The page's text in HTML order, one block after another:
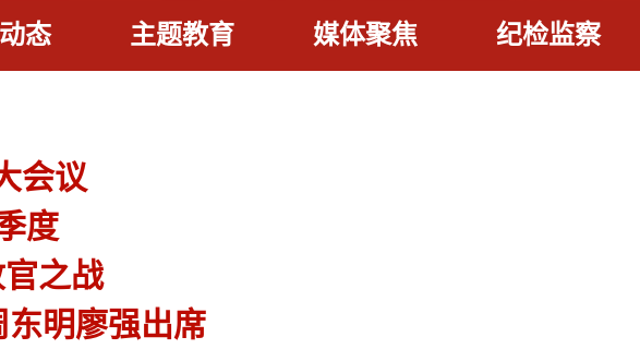
态 主题教育 媒体聚焦 纪检监察
会议
度
之战
明廖强出席